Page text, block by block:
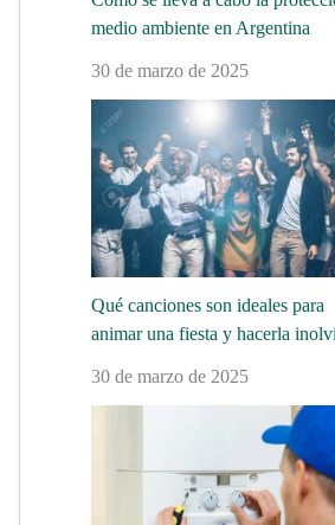
medio ambiente en Argentina
30 de marzo de 2025
Qué canciones son ideales para
animar una fiesta y hacerla
30 de marzo de 2025